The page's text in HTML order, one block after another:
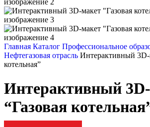
Главная Каталог Профессиональное
Нефтегазовая отрасль Интерактивный 3D-
котельная”
Интерактивный
“Газовая